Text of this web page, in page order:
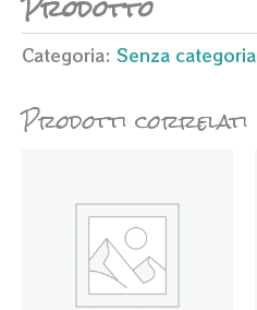
Categoria: Senza categoria
Prodotti correlati